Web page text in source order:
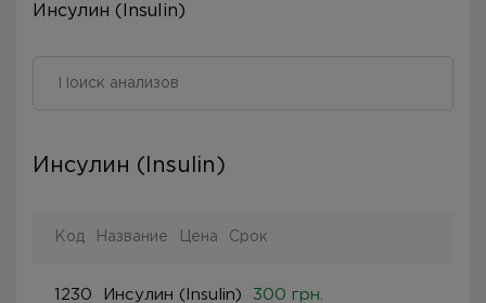
Инсулин (Insulin)
Инсулин (Insulin)
Код Название Цена Срок
1230 Инсулин (Insulin)
300 грн.